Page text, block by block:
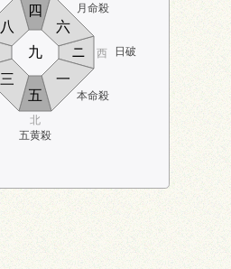
月命殺
日破
五黄殺
本命殺
北
西
五
六
八
九
一
ニ
三
四